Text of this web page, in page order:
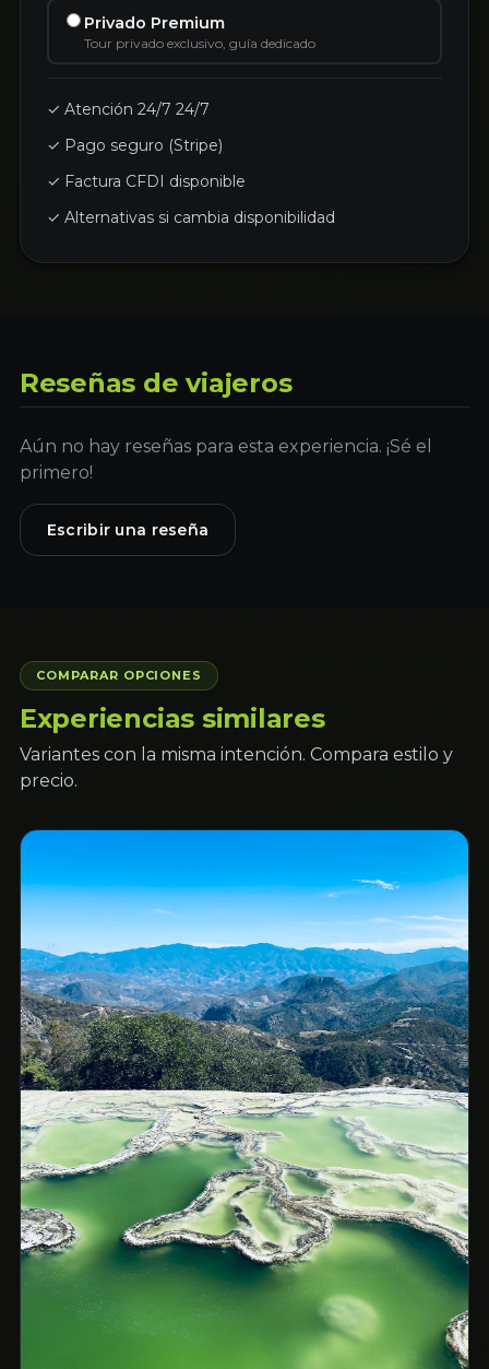
Privado Premium
Tour privado exclusivo, guía dedicado
✓ Atención 24/7 24/7
✓ Pago seguro (Stripe)
✓ Factura CFDI disponible
✓ Alternativas si cambia disponibilidad
Reseñas de viajeros
Aún no hay reseñas para esta experiencia. ¡Sé el
primero!
Escribir una reseña
COMPARAR OPCIONES
Experiencias similares
Variantes con la misma intención. Compara estilo y
precio.